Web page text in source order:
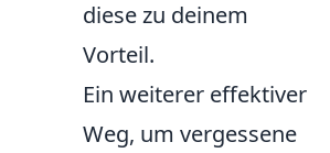
diese zu deinem
Vorteil.
Ein weiterer effektiver
Weg, um vergessene